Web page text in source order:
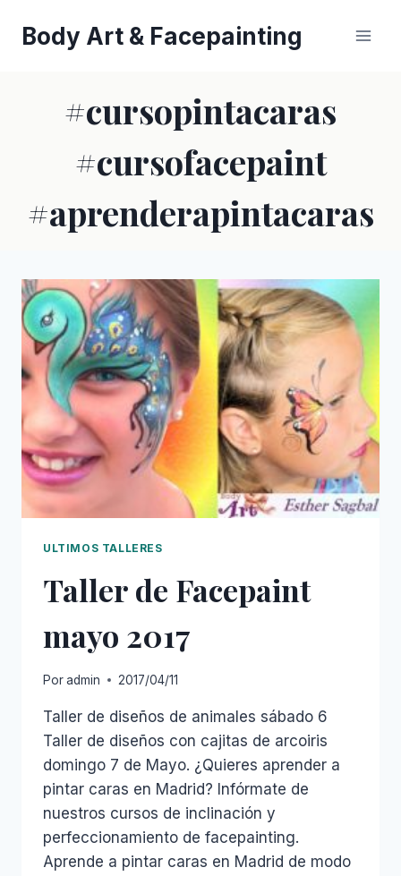
Body Art & Facepainting
#cursopintacaras
#cursofacepaint
#aprenderapintacaras
ULTIMOS TALLERES
Taller de Facepaint
mayo 2017
Poradmin 2017/04/11
Taller de diseños de animales sábado 6
Taller de diseños con cajitas de arcoiris
domingo 7 de Mayo. ¿Quieres aprender a
pintar caras en Madrid? Infórmate de
nuestros cursos de inclinación y
perfeccionamiento de facepainting.
Aprende a pintar caras en Madrid de modo